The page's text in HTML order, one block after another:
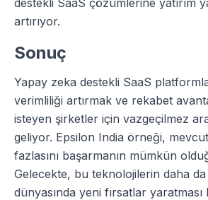
artırıyor.
Sonuç
Yapay zeka destekli SaaS
verimliliği artırmak ve rekabet
isteyen şirketler için vazgeçilmez
geliyor. Epsilon India örneği,
fazlasını başarmanın mümkün
Gelecekte, bu teknolojilerin daha
dünyasında yeni fırsatlar